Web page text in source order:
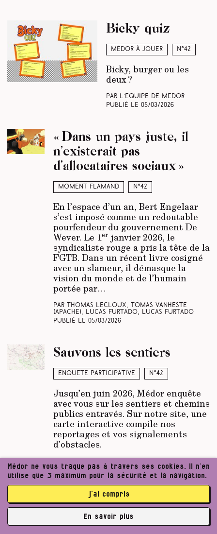
Médor à jouer N°42
Bicky quiz
Bicky, burger ou les
deux ?
Par L’équipe de Médor
Publié le05/03/2026
Moment Flamand N°42
« Dans un pays juste, il
n’existerait pas
d’allocataires sociaux »
En l’espace d’un an, Bert Engelaar
s’est imposé comme un redoutable
pourfendeur du gouvernement De
Wever. Le 1er janvier 2026, le
syndicaliste rouge a pris la tête de la
FGTB. Dans un récent livre cosigné
avec un slameur, il démasque la
vision du monde et de l’humain
portée par…
Par Thomas Lecloux, Tomas Vanheste
(Apache) , Lucas Furtado, Lucas Furtado
Publié le 05/03/2026
Enquête participative N°42
Sauvons les sentiers
Jusqu’en juin 2026, Médor enquête
avec vous sur les sentiers et chemins
publics entravés. Sur notre site, une
carte interactive compile nos
reportages et vos signalements
d’obstacles.
Publié le 05/03/2026
Droit de suite
Médor ne vous traque pas à travers ses cookies. Il n’en
utilise que 3 maximum pour la sécurité et la navigation.
j’ai compris
En savoir plus